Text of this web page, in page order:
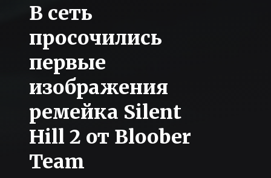
В сеть
просочились
первые
изображения
ремейка Silent
Hill 2 от Bloober
Team